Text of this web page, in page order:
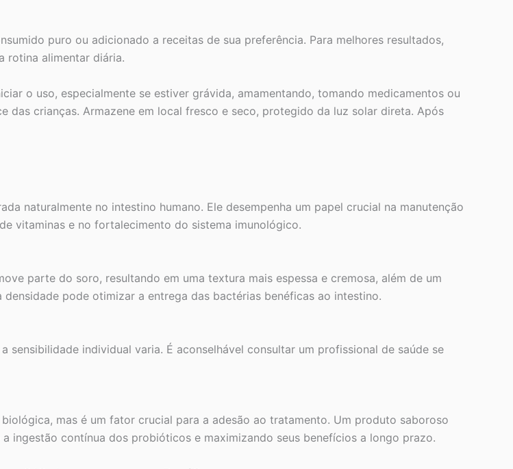
puro ou adicionado a receitas de sua preferência. Para melhores resultados,
rotina alimentar diária.
o uso, especialmente se estiver grávida, amamentando, tomando medicamentos ou
das crianças. Armazene em local fresco e seco, protegido da luz solar direta. Após
naturalmente no intestino humano. Ele desempenha um papel crucial na manutenção
vitaminas e no fortalecimento do sistema imunológico.
parte do soro, resultando em uma textura mais espessa e cremosa, além de um
pode otimizar a entrega das bactérias benéficas ao intestino.
individual varia. É aconselhável consultar um profissional de saúde se
mas é um fator crucial para a adesão ao tratamento. Um produto saboroso
ingestão contínua dos probióticos e maximizando seus benefícios a longo prazo.